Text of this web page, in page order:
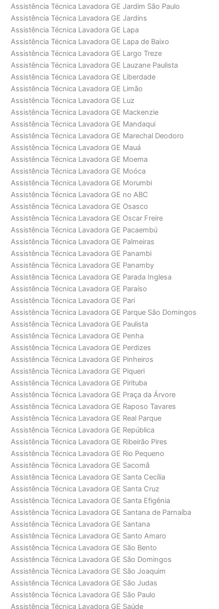
Assistência Técnica Lavadora GE Jardim São Paulo
Assistência Técnica Lavadora GE Jardins
Assistência Técnica Lavadora GE Lapa
Assistência Técnica Lavadora GE Lapa de Baixo
Assistência Técnica Lavadora GE Largo Treze
Assistência Técnica Lavadora GE Lauzane Paulista
Assistência Técnica Lavadora GE Liberdade
Assistência Técnica Lavadora GE Limão
Assistência Técnica Lavadora GE Luz
Assistência Técnica Lavadora GE Mackenzie
Assistência Técnica Lavadora GE Mandaqui
Assistência Técnica Lavadora GE Marechal Deodoro
Assistência Técnica Lavadora GE Mauá
Assistência Técnica Lavadora GE Moema
Assistência Técnica Lavadora GE Moóca
Assistência Técnica Lavadora GE Morumbi
Assistência Técnica Lavadora GE no ABC
Assistência Técnica Lavadora GE Osasco
Assistência Técnica Lavadora GE Oscar Freire
Assistência Técnica Lavadora GE Pacaembú
Assistência Técnica Lavadora GE Palmeiras
Assistência Técnica Lavadora GE Panambi
Assistência Técnica Lavadora GE Panamby
Assistência Técnica Lavadora GE Parada Inglesa
Assistência Técnica Lavadora GE Paraíso
Assistência Técnica Lavadora GE Pari
Assistência Técnica Lavadora GE Parque São Domingos
Assistência Técnica Lavadora GE Paulista
Assistência Técnica Lavadora GE Penha
Assistência Técnica Lavadora GE Perdizes
Assistência Técnica Lavadora GE Pinheiros
Assistência Técnica Lavadora GE Piqueri
Assistência Técnica Lavadora GE Pirituba
Assistência Técnica Lavadora GE Praça da Árvore
Assistência Técnica Lavadora GE Raposo Tavares
Assistência Técnica Lavadora GE Real Parque
Assistência Técnica Lavadora GE República
Assistência Técnica Lavadora GE Ribeirão Pires
Assistência Técnica Lavadora GE Rio Pequeno
Assistência Técnica Lavadora GE Sacomã
Assistência Técnica Lavadora GE Santa Cecília
Assistência Técnica Lavadora GE Santa Cruz
Assistência Técnica Lavadora GE Santa Efigênia
Assistência Técnica Lavadora GE Santana de Parnaíba
Assistência Técnica Lavadora GE Santana
Assistência Técnica Lavadora GE Santo Amaro
Assistência Técnica Lavadora GE São Bento
Assistência Técnica Lavadora GE São Domingos
Assistência Técnica Lavadora GE São Joaquim
Assistência Técnica Lavadora GE São Judas
Assistência Técnica Lavadora GE São Paulo
Assistência Técnica Lavadora GE Saúde